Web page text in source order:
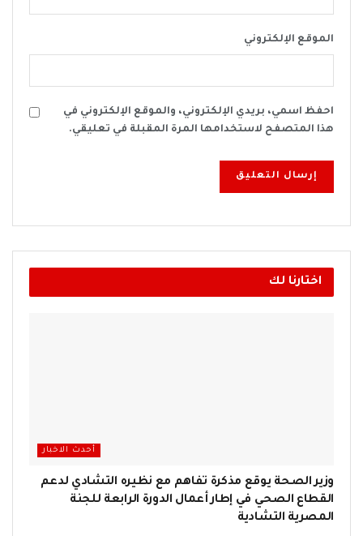
الموقع الإلكتروني
احفظ اسمي، بريدي الإلكتروني، والموقع الإلكتروني في
هذا المتصفح لاستخدامها المرة المقبلة في تعليقي.
اختارنا لك
أحدث الاخبار
وزير الصحة يوقع مذكرة تفاهم مع نظيره التشادي لدعم
القطاع الصحي في إطار أعمال الدورة الرابعة للجنة
المصرية التشادية